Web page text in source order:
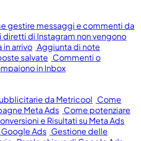
gestire messaggi e commenti da
diretti di Instagram non vengono
in arrivo Aggiunta di note
salvate Commenti o
in Inbox
da Metricool Come
Meta Ads Come potenziare
e Risultati su Meta Ads
Ads Gestione delle